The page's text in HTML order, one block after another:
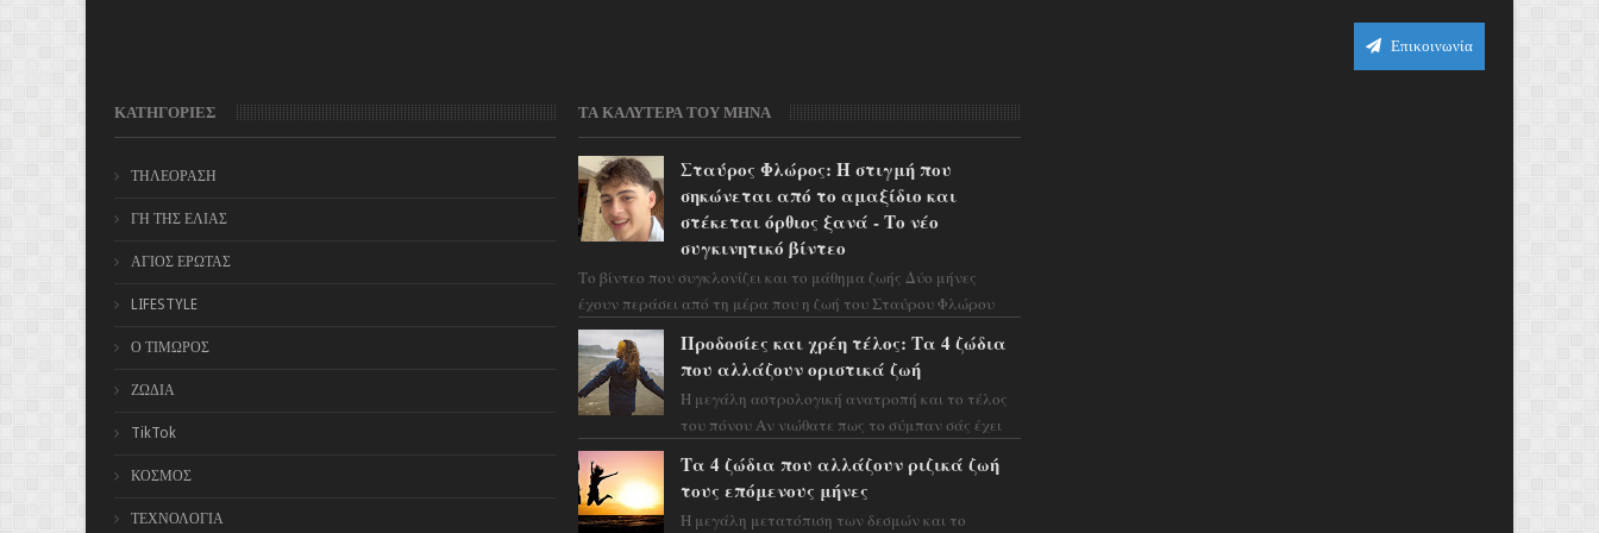
Επικοινωνία
ΚΑΤΗΓΟΡΙΕΣ
ΤΗΛΕΟΡΑΣΗ
ΓΗ ΤΗΣ ΕΛΙΑΣ
ΑΓΙΟΣ ΕΡΩΤΑΣ
LIFESTYLE
Ο ΤΙΜΩΡΟΣ
ΖΩΔΙΑ
TikTok
ΚΟΣΜΟΣ
ΤΕΧΝΟΛΟΓΙΑ
ΤΑ ΚΑΛΥΤΕΡΑ ΤΟΥ ΜΗΝΑ
Σταύρος Φλώρος: Η στιγμή που
σηκώνεται από το αμαξίδιο και
στέκεται όρθιος ξανά - Το νέο
συγκινητικό βίντεο
Το βίντεο που συγκλονίζει και το μάθημα ζωής Δύο μήνες
έχουν περάσει από τη μέρα που η ζωή του Σταύρου Φλώρου
άλλαξε για πάντα. Ο πρώην...Προδοσίες και χρέη τέλος: Τα 4 ζώδια
που αλλάζουν οριστικά ζωή
Η μεγάλη αστρολογική ανατροπή και το τέλος
του πόνου Αν νιώθατε πως το σύμπαν σάς έχει
βαθιά α...
Τα 4 ζώδια που αλλάζουν ριζικά ζωή
τους επόμενους μήνες
Η μεγάλη μετατόπιση των δεσμών και το